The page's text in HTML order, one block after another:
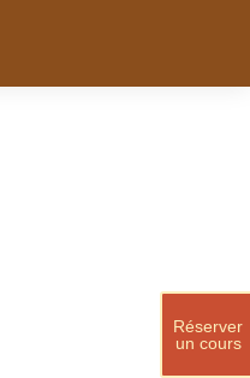
Réserver
un cours